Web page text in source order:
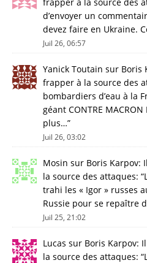
frapper à la source des
d’envoyer un
devez faire en Ukraine.
Juil 26, 06:57
Yanick Toutain sur Boris
frapper à la source des
bombardiers d’eau à la
géant CONTRE MACRON
plus…”
Juil 26, 03:02
Mosin sur Boris Karpov:
la source des attaques: “
trahi les « Igor » russes
Russie pour se repaître
Juil 25, 21:02
Lucas sur Boris Karpov:
la source des attaques: “